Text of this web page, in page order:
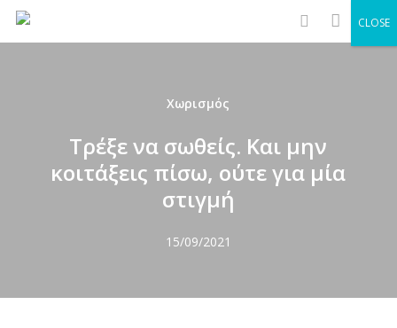
Skip
search
Χωρισμός
Τρέξε να σωθείς. Και μην
κοιτάξεις πίσω, ούτε για μία
στιγμή
15/09/2021
CLOSE